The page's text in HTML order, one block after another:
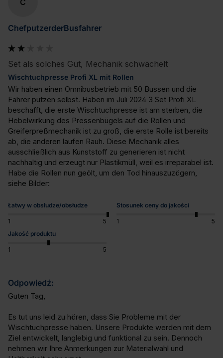
C
ChefputzerderBusfahrer
Set als solches Gut, Mechanik schwächelt
Wischtuchpresse Profi XL mit Rollen
Wir haben einen Omnibusbetrieb mit 50 Bussen und die
Fahrer putzen selbst. Haben im Juli 2024 3 Set Profi XL
beschafft, die erste Wischtuchpresse ist am sterben, die
Hebelwirkung des Pressenbügels auf die Rollen und
Greiferpreßmechanik ist zu groß, die erste Rolle ist bereits
ab, die anderen laufen Rauh. Diese Mechanik alles
ausschließlich aus Kunststoff zu generieren ist nicht
nachhaltig und erzeugt nur Plastikmüll, weil es irreparabel ist.
Habe die Rollen nun geölt, um den Tod hinauszuzögern,
siehe Bilder:
Łatwy w obsłudze/obsłudze
1 5
Stosunek ceny do jakości
1
5
Jakość produktu
1 5
Odpowiedź:
Guten Tag,
Es tut uns leid zu hören, dass Sie Probleme mit der
Wischtuchpresse haben. Unsere Produkte werden mit dem
Ziel entwickelt, langlebig und funktional zu sein. Dennoch
nehmen wir Ihre Anmerkungen zur Materialwahl und